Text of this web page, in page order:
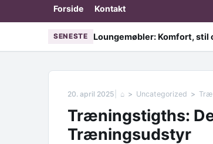
Forside Kontakt
SENESTE Loungemøbler: Komfort,
20. april 2025 ⌂ Uncategorized
Træningstigths:
Træningsudstyr